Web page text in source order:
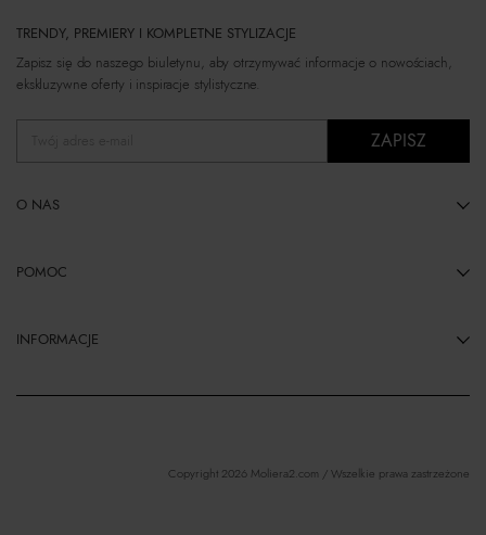
TRENDY, PREMIERY I KOMPLETNE STYLIZACJE
Zapisz się do naszego biuletynu, aby otrzymywać informacje o nowościach,
ekskluzywne oferty i inspiracje stylistyczne.
ZAPISZ
O NAS
POMOC
INFORMACJE
Copyright 2026 Moliera2.com / Wszelkie prawa zastrzeżone